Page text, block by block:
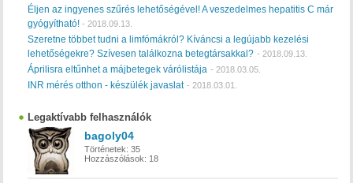
Éljen az ingyenes szűrés lehetőségével! A veszedelmes hepatitis C már
gyógyítható!- 2018.09.13.
Szeretne többet tudni a limfómákról? Kíváncsi a legújabb kezelési
lehetőségekre? Szívesen találkozna betegtársakkal? - 2018.09.13.
Áprilisra eltűnhet a májbetegek várólistája - 2018.03.05.
INR mérés otthon - készülék javaslat - 2018.03.01.
Legaktívabb felhasználók
bagoly04
Történetek: 35
Hozzászólások: 18